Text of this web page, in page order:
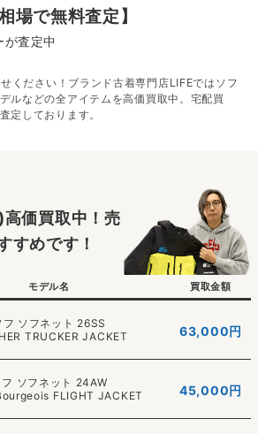
場で無料査定】
が査定中
ください！ブランド古着専門店LIFEではソフ
ルなどの全アイテムを高価買取中。宅配買
定しております。
価買取中！売
すめです！
モデル名 買取金額
フ ソフネット 26SS
TRUCKER JACKET
63,000円
フ ソフネット 24AW
FLIGHT JACKET
45,000円